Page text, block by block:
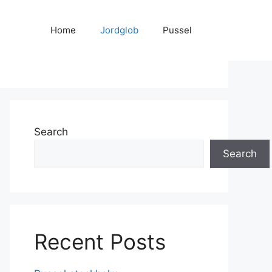
Home Jordglob Pussel
Search
Search
Recent Posts